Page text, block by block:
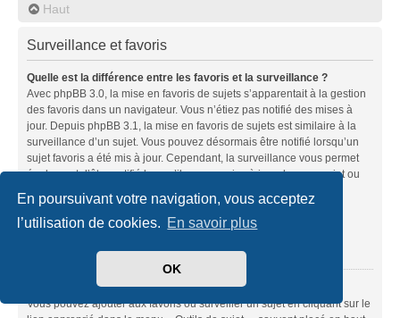
En poursuivant votre navigation, vous acceptez
l’utilisation de cookies. En savoir plus
OK
Haut
Surveillance et favoris
Quelle est la différence entre les favoris et la surveillance ?
Avec phpBB 3.0, la mise en favoris de sujets s’apparentait à la gestion
des favoris dans un navigateur. Vous n’étiez pas notifié des mises à
jour. Depuis phpBB 3.1, la mise en favoris de sujets est similaire à la
surveillance d’un sujet. Vous pouvez désormais être notifié lorsqu’un
sujet favoris a été mis à jour. Cependant, la surveillance vous permet
également d’être notifié lorsqu’il y a une mise à jour dans un sujet ou
surveillances peuvent être configurées depuis le panneau de
l’utilisateur dans l’onglet « Préférences du forum ».
Comment mettre en favoris ou surveiller des sujets ?
Vous pouvez ajouter aux favoris ou surveiller un sujet en cliquant sur le